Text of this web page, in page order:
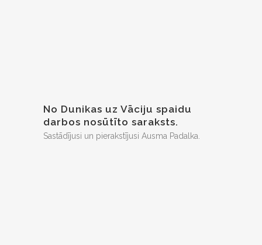
No Dunikas uz Vāciju spaidu
darbos nosūtīto saraksts.
Sastādījusi un pierakstījusi Ausma Padalka.